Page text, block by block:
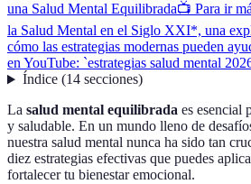
una Salud Mental Equilibrada📺 Para ir
la Salud Mental en el Siglo XXI*, una
cómo las estrategias modernas pueden
en YouTube: `estrategias salud mental
Índice(14 secciones)
La salud mental equilibrada es esencial
y saludable. En un mundo lleno de
nuestra salud mental nunca ha sido tan
diez estrategias efectivas que puedes
fortalecer tu bienestar emocional.